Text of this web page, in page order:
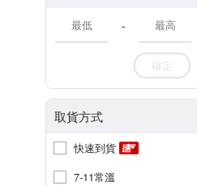
-
確定
取貨方式
快速到貨
7-11常溫